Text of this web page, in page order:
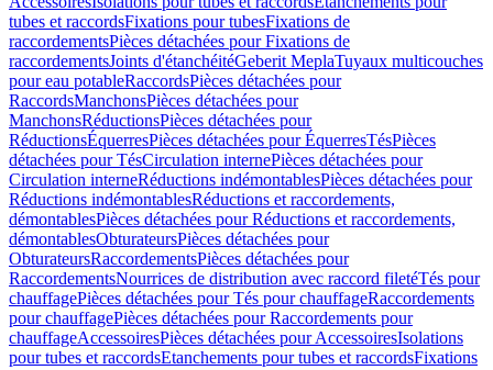
tubes et raccordsFixations pour tubesFixations de
raccordementsPièces détachées pour Fixations de
raccordementsJoints d'étanchéitéGeberit MeplaTuyaux multicouches
pour eau potableRaccordsPièces détachées pour
RaccordsManchonsPièces détachées pour
ManchonsRéductionsPièces détachées pour
RéductionsÉquerresPièces détachées pour ÉquerresTésPièces
détachées pour TésCirculation internePièces détachées pour
Circulation interneRéductions indémontablesPièces détachées pour
Réductions indémontablesRéductions et raccordements,
démontablesPièces détachées pour Réductions et raccordements,
démontablesObturateursPièces détachées pour
ObturateursRaccordementsPièces détachées pour
RaccordementsNourrices de distribution avec raccord filetéTés pour
chauffagePièces détachées pour Tés pour chauffageRaccordements
pour chauffagePièces détachées pour Raccordements pour
chauffageAccessoiresPièces détachées pour AccessoiresIsolations
pour tubes et raccordsEtanchements pour tubes et raccordsFixations